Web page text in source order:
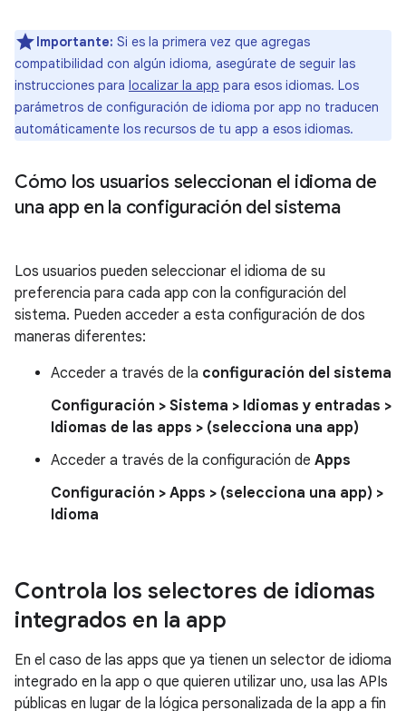
Importante: Si es la primera vez que agregas
compatibilidad con algún idioma, asegúrate de seguir las
instrucciones para localizar la app para esos idiomas. Los
parámetros de configuración de idioma por app no traducen
automáticamente los recursos de tu app a esos idiomas.
Cómo los usuarios seleccionan el idioma de
una app en la configuración del sistema
Los usuarios pueden seleccionar el idioma de su
preferencia para cada app con la configuración del
sistema. Pueden acceder a esta configuración de dos
maneras diferentes:
Acceder a través de la configuración del sistema
Configuración > Sistema > Idiomas y entradas >
Idiomas de las apps > (selecciona una app)
Acceder a través de la configuración de Apps
Configuración > Apps > (selecciona una app) >
Idioma
Controla los selectores de idiomas
integrados en la app
En el caso de las apps que ya tienen un selector de idioma
integrado en la app o que quieren utilizar uno, usa las APIs
públicas en lugar de la lógica personalizada de la app a fin